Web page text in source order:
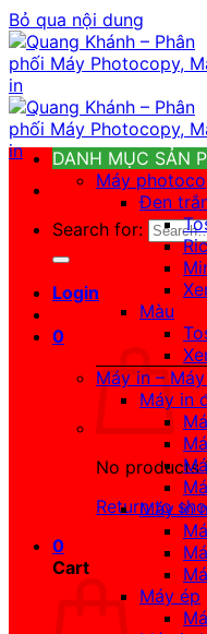
Bỏ qua nội dung
Search for:
Login
0
No products
Return to
0
Cart
DANH MỤC SẢN
Máy
Đen
Màu
Máy in –
Máy in
Máy in
Máy ép